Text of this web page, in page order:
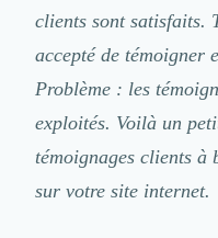
Portage Salarial
Responsabilité Sociétale des
Marketplace de freelance
Coaching
Logiciel SIRH
Solutions pour CSE
Marketing Digital
clients sont satisfaits.
accepté de témoigner
Problème : les
exploités. Voilà un
témoignages clients à
sur votre site internet.